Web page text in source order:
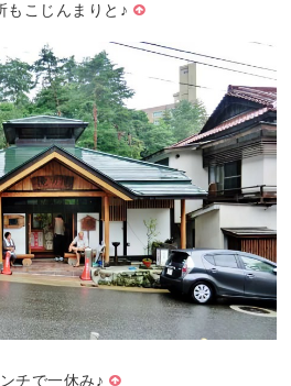
もこじんまりと♪
チで一休み♪